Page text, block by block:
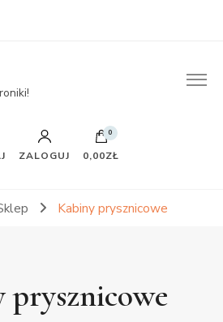
ZALOGUJ
0
0,00ZŁ
Kabiny prysznicowe
prysznicowe